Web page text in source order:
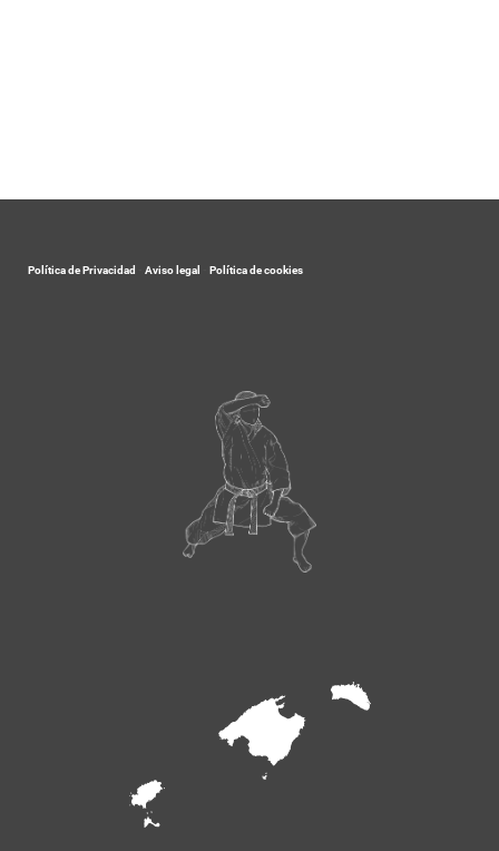
Política de Privacidad Aviso legal Política de cookies